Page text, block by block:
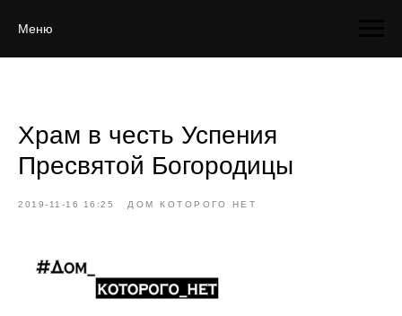
Меню
Храм в честь Успения
Пресвятой Богородицы
2019-11-16 16:25 ДОМ КОТОРОГО НЕТ